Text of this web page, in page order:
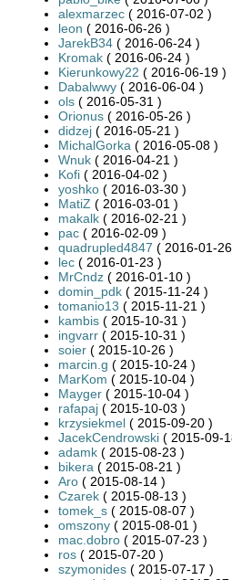
alexmarzec ( 2016-07-02 )
leon ( 2016-06-26 )
JarekB34 ( 2016-06-24 )
Kromak ( 2016-06-24 )
Kierunkowy22 ( 2016-06-19 )
Dabalwwy ( 2016-06-04 )
ols ( 2016-05-31 )
Orionus ( 2016-05-26 )
didzej ( 2016-05-21 )
MichalGorka ( 2016-05-08 )
Wnuk ( 2016-04-21 )
Kofi ( 2016-04-02 )
yoshko ( 2016-03-30 )
MatiZ ( 2016-03-01 )
makalk ( 2016-02-21 )
pac ( 2016-02-09 )
quadrupled4847 ( 2016-01-
lec ( 2016-01-23 )
MrCndz ( 2016-01-10 )
domin_pdk ( 2015-11-24 )
tomanio13 ( 2015-11-21 )
kambis ( 2015-10-31 )
ingvarr ( 2015-10-31 )
soier ( 2015-10-26 )
marcin.g ( 2015-10-24 )
MarKom ( 2015-10-04 )
Mayger ( 2015-10-04 )
rafapaj ( 2015-10-03 )
krzysiekmel ( 2015-09-20 )
JacekCendrowski ( 2015-09-
adamk ( 2015-08-23 )
bikera ( 2015-08-21 )
Aro ( 2015-08-14 )
Czarek ( 2015-08-13 )
tomek_s ( 2015-08-07 )
omszony ( 2015-08-01 )
mac.dobro ( 2015-07-23 )
ros ( 2015-07-20 )
szymonides ( 2015-07-17 )